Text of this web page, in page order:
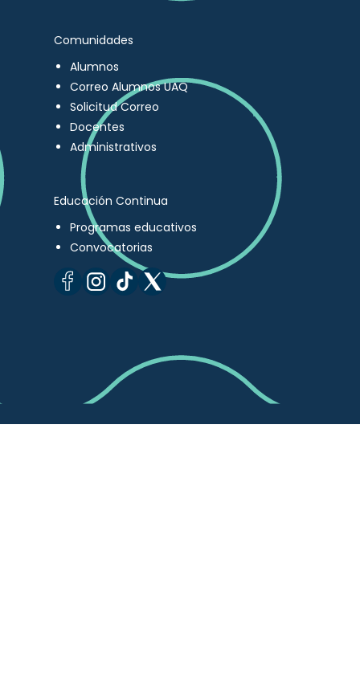
Comunidades
Alumnos
Correo Alumnos UAQ
Solicitud Correo
Docentes
Administrativos
Educación Continua
Programas educativos
Convocatorias